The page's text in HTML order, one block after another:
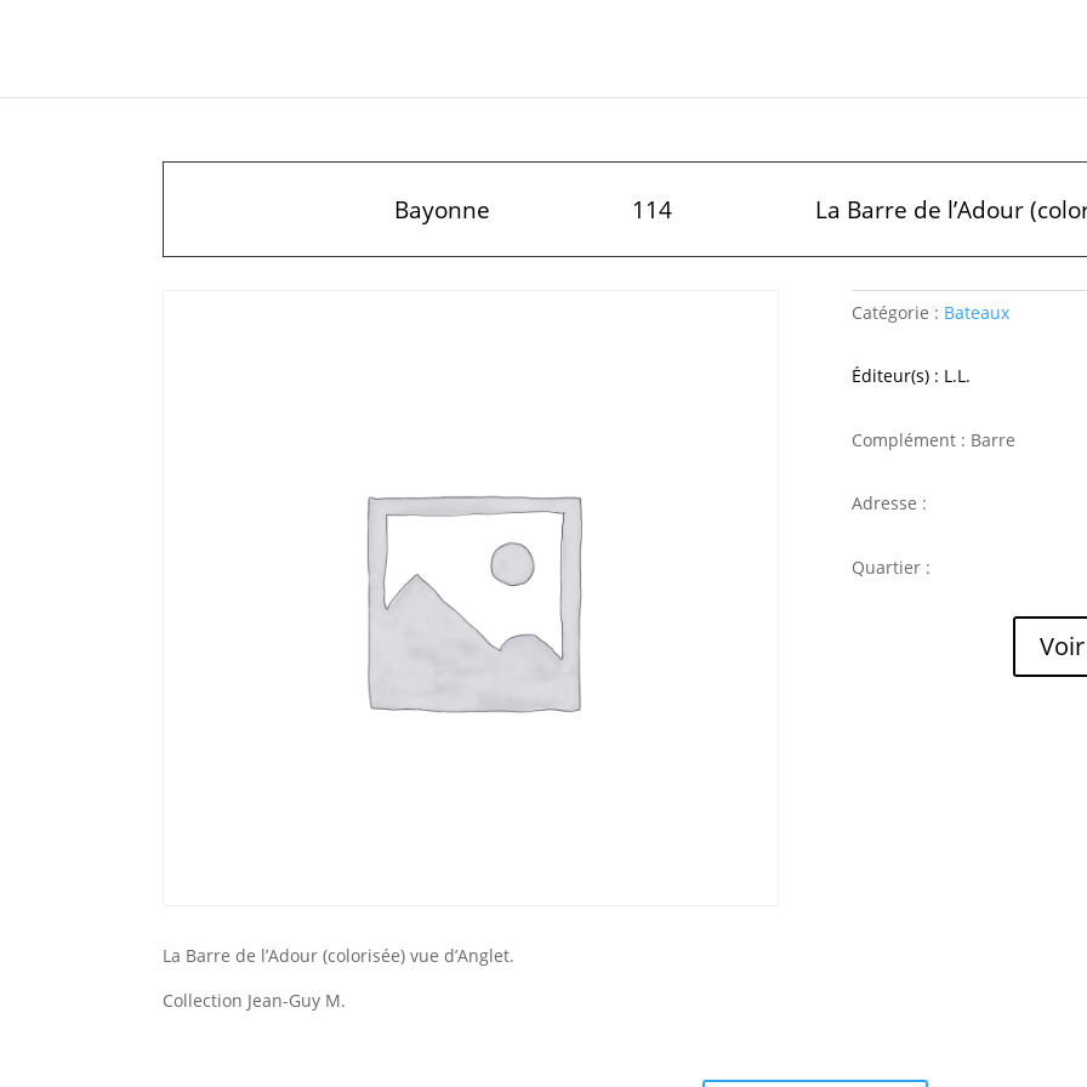
Bayonne 114 La Barre de l’Adour
La Barre de l’Adour (colorisée) vue d’Anglet.
Collection Jean-Guy M.
Catégorie : Bateaux
Éditeur(s) : L.L.
Complément : Barre
Adresse :
Quartier :